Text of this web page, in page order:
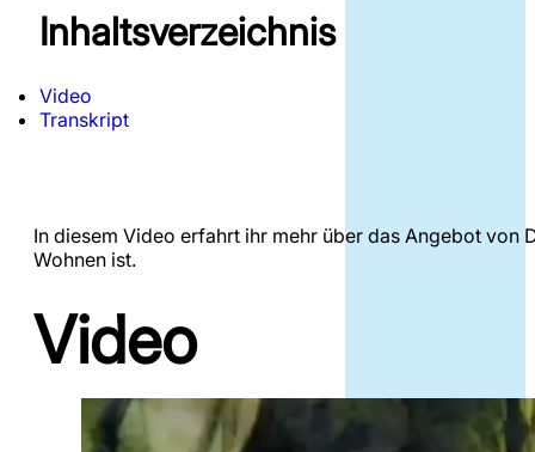
Inhaltsverzeichnis
Video
Transkript
In diesem Video erfahrt ihr mehr über das Angebot
Wohnen ist.
Video